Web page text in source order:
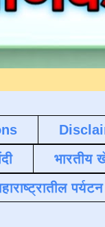
भारतीय